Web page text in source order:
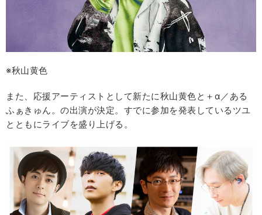
※秋山黄色
また、応援アーティストとして新たに秋山黄色と＋α／ある
ふぁきゅん。の出演が決定。すでに参加を発表しているツユ
とともにライブを盛り上げる。